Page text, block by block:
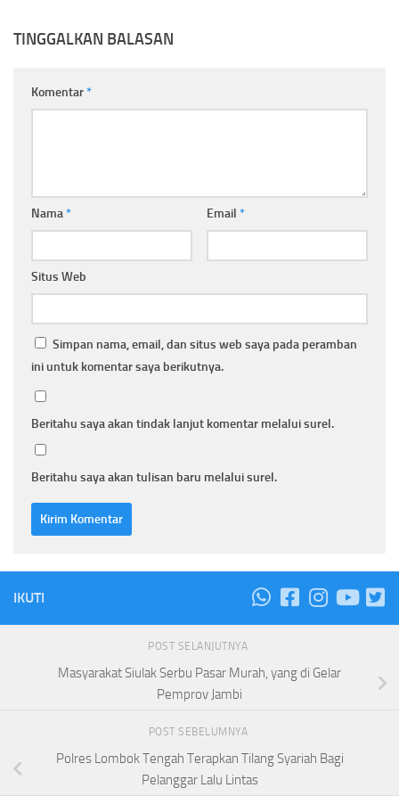
TINGGALKAN BALASAN
Komentar*
Nama* Email *
Situs Web
Simpan nama, email, dan situs web saya pada peramban
ini untuk komentar saya berikutnya.
Beritahu saya akan tindak lanjut komentar melalui surel.
Beritahu saya akan tulisan baru melalui surel.
IKUTI
POST SELANJUTNYA
Masyarakat Siulak Serbu Pasar Murah, yang di Gelar
Pemprov Jambi
POST SEBELUMNYA
Polres Lombok Tengah Terapkan Tilang Syariah Bagi
Pelanggar Lalu Lintas